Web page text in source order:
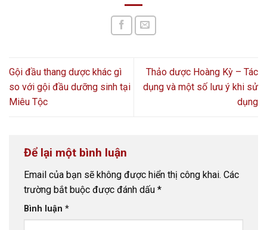
Gội đầu thang dược khác gì
so với gội đầu dưỡng sinh tại
Miêu Tộc
Thảo dược Hoàng Kỳ – Tác
dụng và một số lưu ý khi sử
dụng
Để lại một bình luận
Email của bạn sẽ không được hiển thị công khai. Các
trường bắt buộc được đánh dấu *
Bình luận *